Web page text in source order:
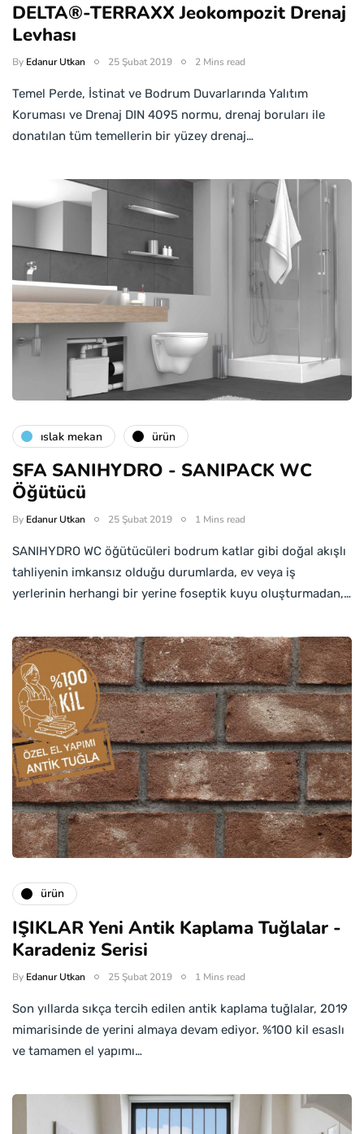
DELTA®-TERRAXX Jeokompozit Drenaj
Levhası
By Edanur Utkan 25 Şubat 2019 2 Mins read
Temel Perde, İstinat ve Bodrum Duvarlarında Yalıtım
Koruması ve Drenaj DIN 4095 normu, drenaj boruları ile
donatılan tüm temellerin bir yüzey drenaj…
islak mekan ürün
SFA SANIHYDRO - SANIPACK WC
Öğütücü
By Edanur Utkan 25 Şubat 2019 1 Mins read
SANIHYDRO WC öğütücüleri bodrum katlar gibi doğal akışlı
tahliyenin imkansız olduğu durumlarda, ev veya iş
yerlerinin herhangi bir yerine foseptik kuyu oluşturmadan,…
ürün
IŞIKLAR Yeni Antik Kaplama Tuğlalar -
Karadeniz Serisi
By Edanur Utkan 25 Şubat 2019 1 Mins read
Son yıllarda sıkça tercih edilen antik kaplama tuğlalar, 2019
mimarisinde de yerini almaya devam ediyor. %100 kil esaslı
ve tamamen el yapımı…